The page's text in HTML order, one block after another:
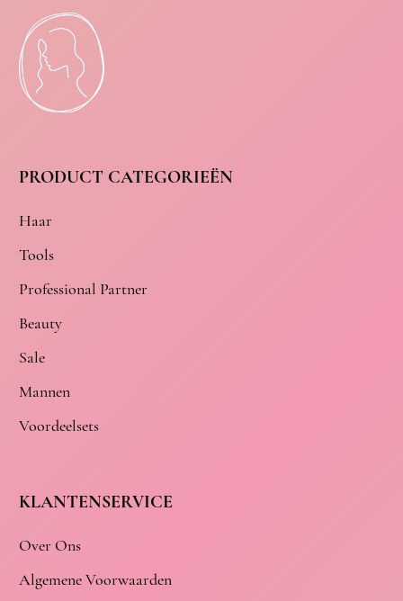
PRODUCT CATEGORIEËN
Haar
Tools
Professional Partner
Beauty
Sale
Mannen
Voordeelsets
KLANTENSERVICE
Over Ons
Algemene Voorwaarden